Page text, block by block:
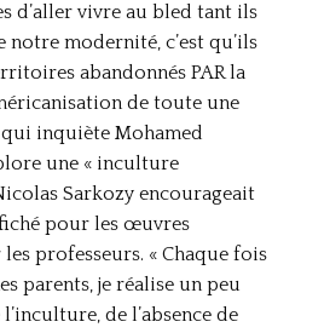
d’aller vivre au bled tant ils
notre modernité, c’est qu’ils
abandonnés PAR la
de toute une
qui inquiète Mohamed
une « inculture
Sarkozy encourageait
pour les œuvres
professeurs. « Chaque fois
parents, je réalise un peu
de l’absence de